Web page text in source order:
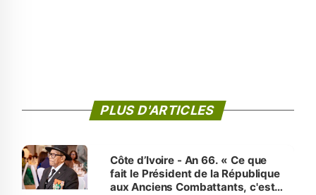
PLUS D'ARTICLES
Côte d’Ivoire - An 66. « Ce que
fait le Président de la République
aux Anciens Combattants, c'est